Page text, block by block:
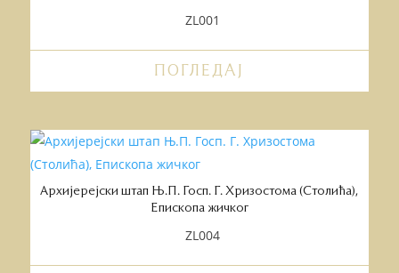
ZL001
ПОГЛЕДАЈ
Архијерејски штап Њ.П. Госп. Г. Хризостома (Столића),
Епископа жичког
ZL004